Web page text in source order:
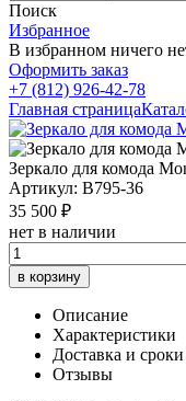
Поиск
Избранное
В избранном ничего
Оформить заказ
+7 (812) 926-42-78
Главная страница
Зеркало для комода
Артикул: B795-36
35 500 ₽
нет в наличии
в корзину
Описание
Характеристики
Доставка и
Отзывы